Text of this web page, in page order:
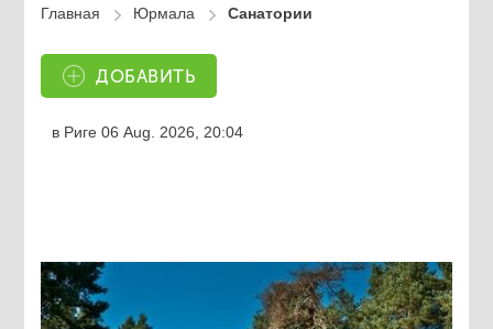
Главная Юрмала Санатории
ДОБАВИТЬ
в Риге06 Aug. 2026, 20:04